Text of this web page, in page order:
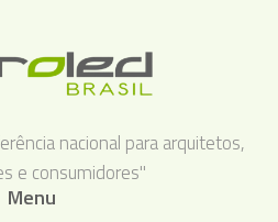
nacional para arquitetos,
e consumidores"
Menu